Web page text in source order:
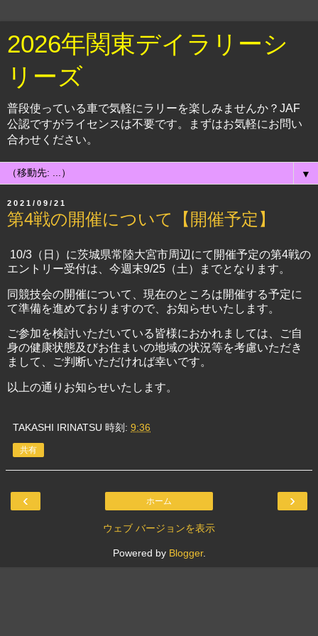
2026年関東デイラリーシ
リーズ
普段使っている車で気軽にラリーを楽しみませんか？JAF
公認ですがライセンスは不要です。まずはお気軽にお問い
合わせください。
▼
2021/09/21
第4戦の開催について【開催予定】
10/3（日）に茨城県常陸大宮市周辺にて開催予定の第4戦の
エントリー受付は、今週末9/25（土）までとなります。
同競技会の開催について、現在のところは開催する予定に
て準備を進めておりますので、お知らせいたします。
ご参加を検討いただいている皆様におかれましては、ご自
身の健康状態及びお住まいの地域の状況等を考慮いただき
まして、ご判断いただければ幸いです。
以上の通りお知らせいたします。
TAKASHI IRINATSU 時刻: 9:36
共有
‹ ›
ホーム
ウェブ バージョンを表示
Powered by Blogger.